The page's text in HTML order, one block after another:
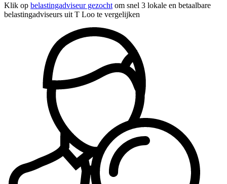
Klik op belastingadviseur gezocht om snel 3 lokale en betaalbare
belastingadviseurs uit T Loo te vergelijken